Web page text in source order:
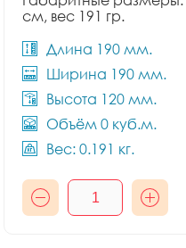
см, вес 191 гр.
Длина 190 мм.
Ширина 190 мм.
Высота 120 мм.
Объём 0 куб.м.
Вес: 0.191 кг.